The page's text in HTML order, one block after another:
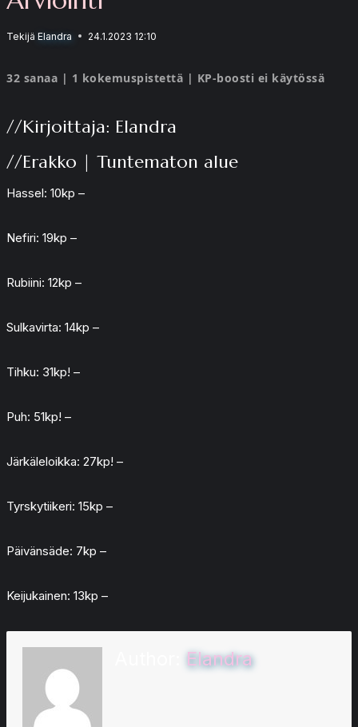
Tekijä Elandra 24.1.2023 12:10
32 sanaa | 1 kokemuspistettä | KP-boosti ei käytössä
//Kirjoittaja: Elandra
//Erakko | Tuntematon alue
Hassel: 10kp –
Nefiri: 19kp –
Rubiini: 12kp –
Sulkavirta: 14kp –
Tihku: 31kp! –
Puh: 51kp! –
Järkäleloikka: 27kp! –
Tyrskytiikeri: 15kp –
Päivänsäde: 7kp –
Keijukainen: 13kp –
Elandra